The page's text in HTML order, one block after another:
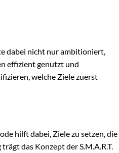
dabei nicht nur ambitioniert,
effizient genutzt und
welche Ziele zuerst
hilft dabei, Ziele zu setzen, die
das Konzept der S.M.A.R.T.